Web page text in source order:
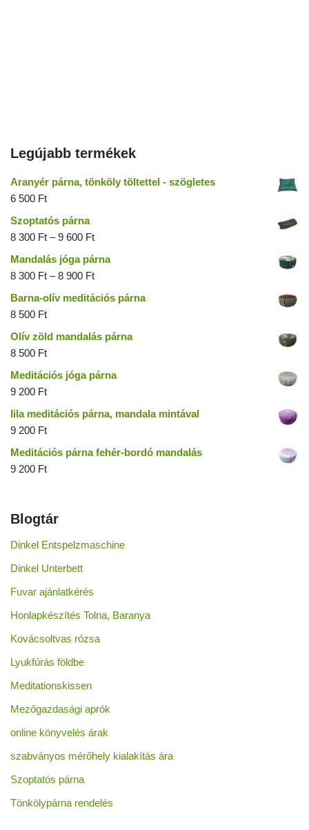
Legújabb termékek
Aranyér párna, tönköly töltettel - szögletes
6 500 Ft
Szoptatós párna
8 300 Ft – 9 600 Ft
Mandalás jóga párna
8 300 Ft – 8 900 Ft
Barna-olív meditációs párna
8 500 Ft
Olív zöld mandalás párna
8 500 Ft
Meditációs jóga párna
9 200 Ft
lila meditációs párna, mandala mintával
9 200 Ft
Meditációs párna fehér-bordó mandalás
9 200 Ft
Blogtár
Dinkel Entspelzmaschine
Dinkel Unterbett
Fuvar ajánlatkérés
Honlapkészítés Tolna, Baranya
Kovácsoltvas rózsa
Lyukfúrás földbe
Meditationskissen
Mezőgazdasági aprók
online könyvelés árak
szabványos mérőhely kialakítás ára
Szoptatós párna
Tönkölypárna rendelés